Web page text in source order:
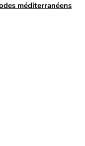
méditerranéens